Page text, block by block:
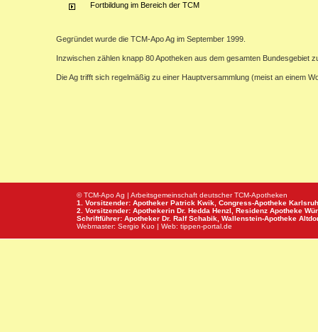
Fortbildung im Bereich der TCM
Gegründet wurde die TCM-Apo Ag im September 1999.
Inzwischen zählen knapp 80 Apotheken aus dem gesamten Bundesgebiet
Die Ag trifft sich regelmäßig zu einer Hauptversammlung (meist an einem
© TCM-Apo Ag | Arbeitsgemeinschaft deutscher TCM-Apotheken
1. Vorsitzender: Apotheker Patrick Kwik, Congress-Apotheke
2. Vorsitzender: Apothekerin Dr. Hedda Henzl, Residenz Apotheke
Schriftführer: Apotheker Dr. Ralf Schabik, Wallenstein-Apotheke
Webmaster: Sergio Kuo | Web: tippen-portal.de